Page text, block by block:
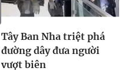
Tây Ban Nha triệt phá
đường dây đưa người
vượt biên